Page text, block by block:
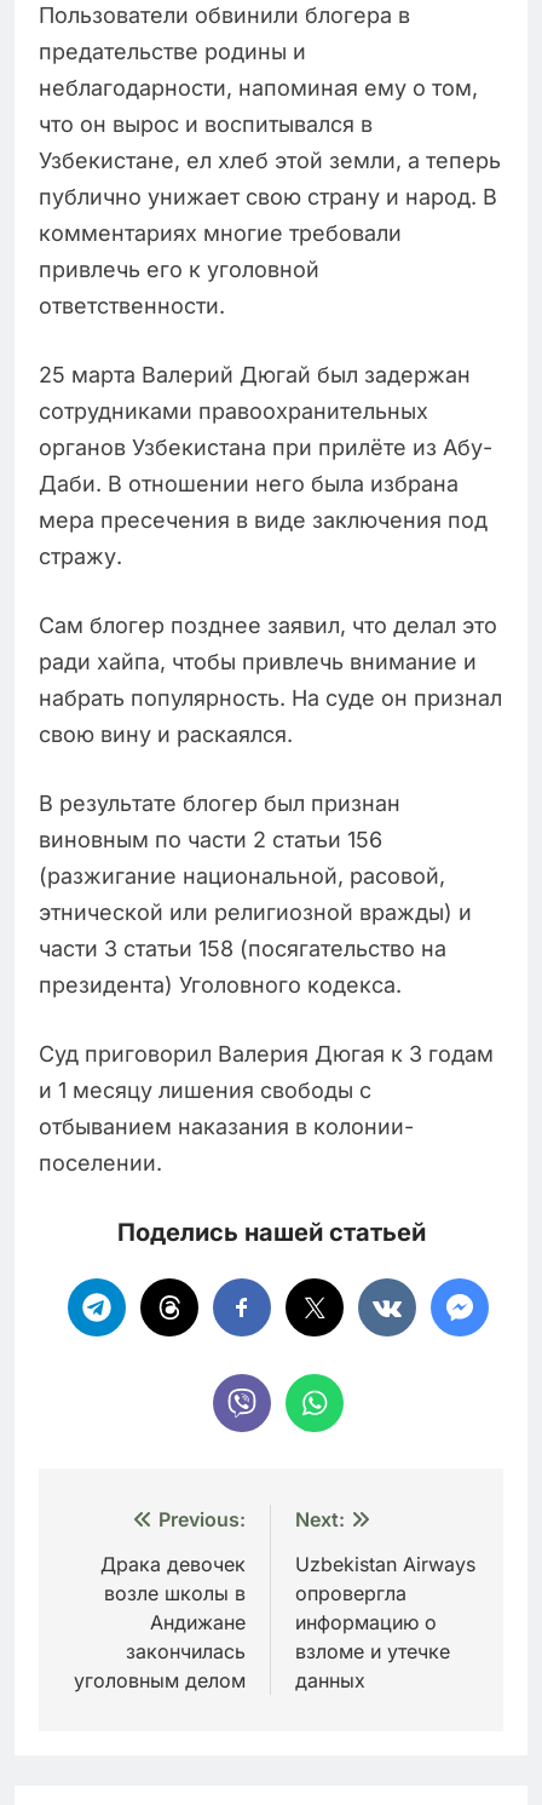
Пользователи обвинили блогера в
предательстве родины и
неблагодарности, напоминая ему о том,
что он вырос и воспитывался в
Узбекистане, ел хлеб этой земли, а теперь
публично унижает свою страну и народ. В
комментариях многие требовали
привлечь его к уголовной
ответственности.
25 марта Валерий Дюгай был задержан
сотрудниками правоохранительных
органов Узбекистана при прилёте из Абу-
Даби. В отношении него была избрана
мера пресечения в виде заключения под
стражу.
Сам блогер позднее заявил, что делал это
ради хайпа, чтобы привлечь внимание и
набрать популярность. На суде он признал
свою вину и раскаялся.
В результате блогер был признан
виновным по части 2 статьи 156
(разжигание национальной, расовой,
этнической или религиозной вражды) и
части 3 статьи 158 (посягательство на
президента) Уголовного кодекса.
Суд приговорил Валерия Дюгая к 3 годам
и 1 месяцу лишения свободы с
отбыванием наказания в колонии-
поселении.
Поделись нашей статьей
Навигация
записям
Previous:
Драка девочек
возле школы в
Андижане
закончилась
уголовным делом
Next:
Uzbekistan Airways
опровергла
информацию о
взломе и утечке
данных